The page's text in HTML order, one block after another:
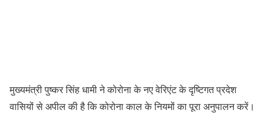
मुख्यमंत्री पुष्कर सिंह धामी ने कोरोना के नए वेरिएंट के दृष्टिगत प्रदेश
वासियों से अपील की है कि कोरोना काल के नियमों का पूरा अनुपालन करें।